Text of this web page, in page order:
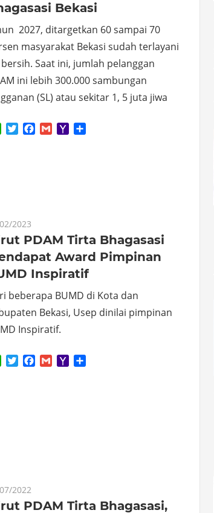
Bekasi
2027, ditargetkan 60 sampai 70
masyarakat Bekasi sudah terlayani
Saat ini, jumlah pelanggan
ini lebih 300.000 sambungan
(SL) atau sekitar 1, 5 juta jiwa
WhatsApp
TwitterFacebook
GmailYahoo
2023
PDAM Tirta Bhagasasi
Award Pimpinan
Inspiratif
beberapa BUMD di Kota dan
Bekasi, Usep dinilai pimpinan
Inspiratif.
WhatsApp
TwitterFacebook
GmailYahoo
2022
PDAM Tirta Bhagasasi,